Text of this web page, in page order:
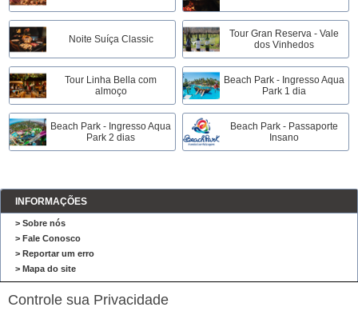
Noite Suíça Classic
Tour Gran Reserva - Vale
dos Vinhedos
Tour Linha Bella com
almoço
Beach Park - Ingresso Aqua
Park 1 dia
Beach Park - Ingresso Aqua
Park 2 dias
Beach Park - Passaporte
Insano
INFORMAÇÕES
> Sobre nós
> Fale Conosco
> Reportar um erro
> Mapa do site
CIRCUITO CONSULTORIA E GESTÃO DE VIAGENS
Controle sua Privacidade